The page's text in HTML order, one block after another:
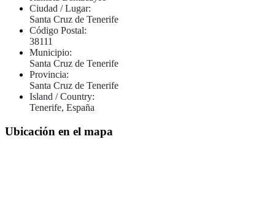
Ciudad / Lugar:
Santa Cruz de Tenerife
Código Postal:
38111
Municipio:
Santa Cruz de Tenerife
Provincia:
Santa Cruz de Tenerife
Island / Country:
Tenerife, España
Ubicación en el mapa